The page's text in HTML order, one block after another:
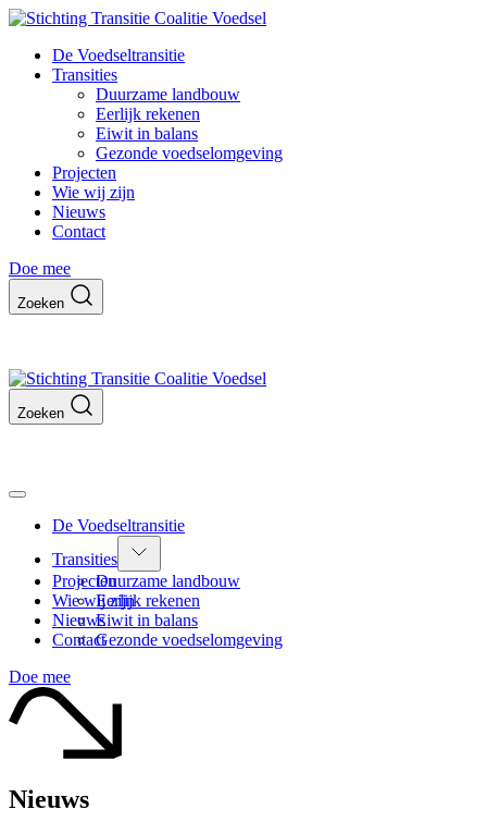
De Voedseltransitie
Transities
Duurzame landbouw
Eerlijk rekenen
Eiwit in balans
Gezonde voedselomgeving
Projecten
Wie wij zijn
Nieuws
Contact
Doe mee
Zoeken
Zoeken
De Voedseltransitie
Transities
Duurzame landbouw
Eerlijk rekenen
Eiwit in balans
Gezonde voedselomgeving
Projecten
Wie wij zijn
Nieuws
Contact
Doe mee
Nieuws